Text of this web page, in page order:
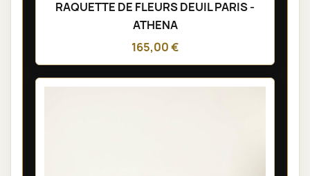
RAQUETTE DE FLEURS DEUIL PARIS -
ATHENA
165,00 €